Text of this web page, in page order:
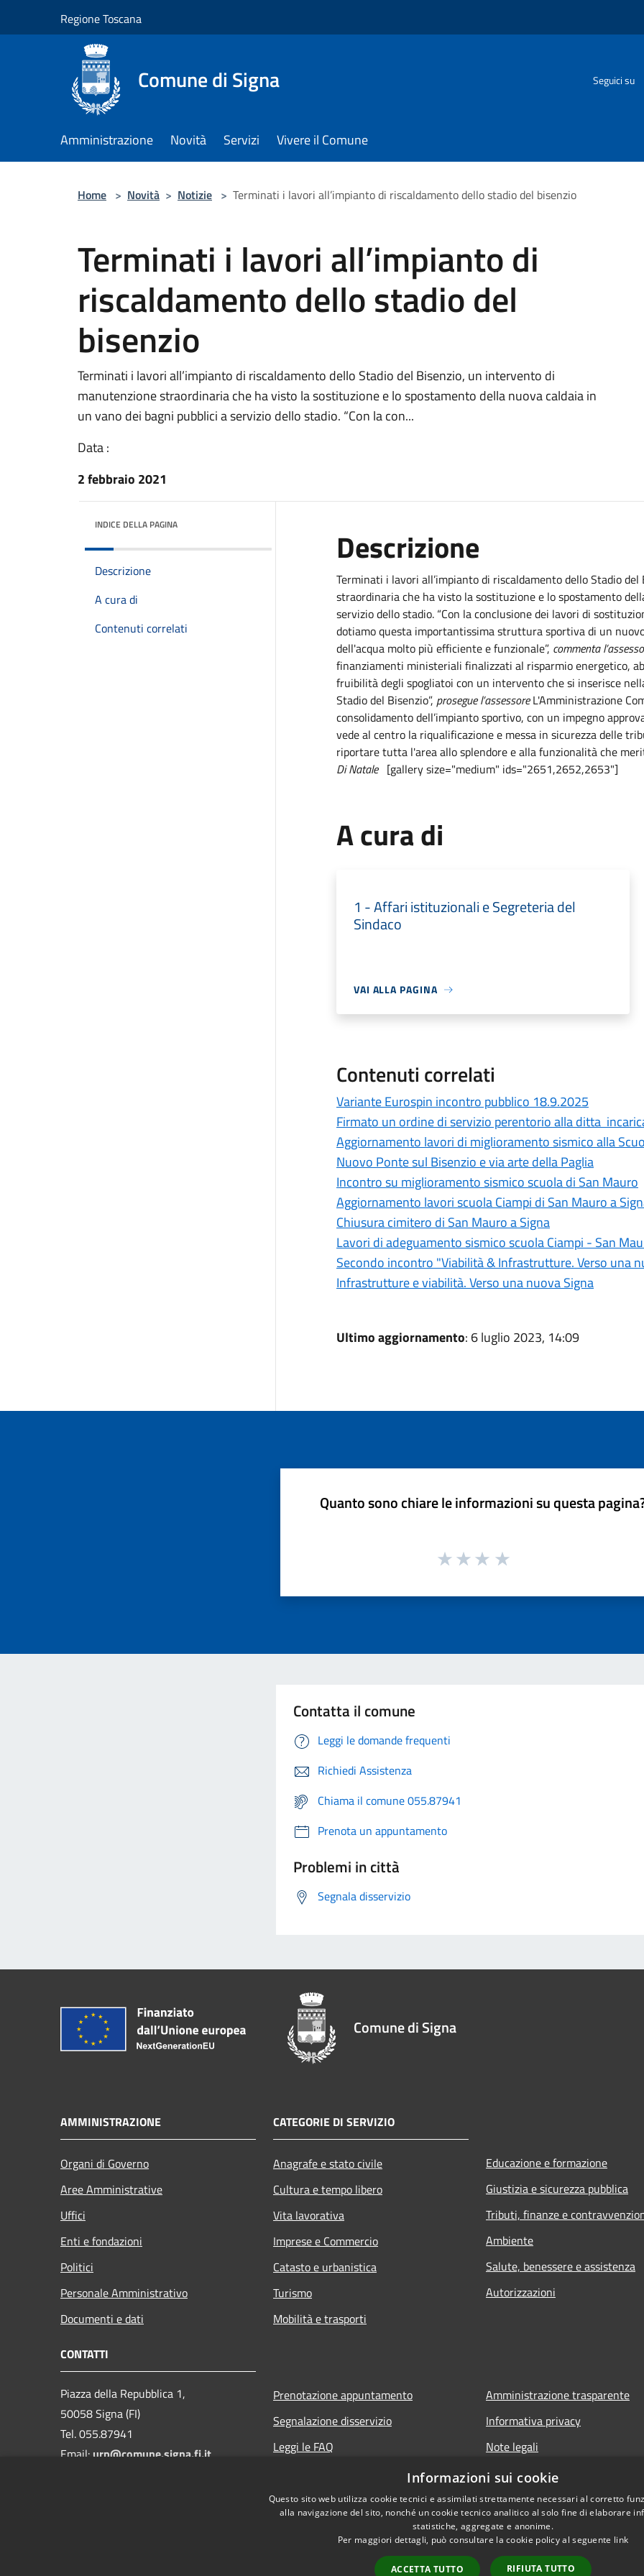
Regione Toscana
Comune di Signa Seguici su
Amministrazione Novità Servizi Vivere il Comune
Home > Novità > Notizie > Terminati i lavori all’impianto di riscaldamento dello stadio del bisenzio
Terminati i lavori all’impianto di
riscaldamento dello stadio del
bisenzio
Terminati i lavori all’impianto di riscaldamento dello Stadio del Bisenzio, un intervento di
manutenzione straordinaria che ha visto la sostituzione e lo spostamento della nuova caldaia in
un vano dei bagni pubblici a servizio dello stadio. “Con la con...
Data :
2 febbraio 2021
INDICE DELLA PAGINA
Descrizione
A cura di
Contenuti correlati
Descrizione
Terminati i lavori all’impianto di riscaldamento dello Stadio
straordinaria che ha visto la sostituzione e lo spostamento
servizio dello stadio. “Con la conclusione dei lavori di
dotiamo questa importantissima struttura sportiva di un
dell'acqua molto più efficiente e funzionale”, commenta
finanziamenti ministeriali finalizzati al risparmio energetico,
fruibilità degli spogliatoi con un intervento che si inserisce
Stadio del Bisenzio”, prosegue l’assessoreL'Amministrazione
consolidamento dell’impianto sportivo, con un impegno
vede al centro la riqualificazione e messa in sicurezza delle
riportare tutta l'area allo splendore e alla funzionalità che
Di Natale[gallery size="medium" ids="2651,2652,2653"]
A cura di
1 - Affari istituzionali e Segreteria del
Sindaco
VAI ALLA PAGINA
Contenuti correlati
Variante Eurospin incontro pubblico 18.9.2025
Firmato un ordine di servizio perentorio alla ditta
Aggiornamento lavori di miglioramento sismico alla
Nuovo Ponte sul Bisenzio e via arte della Paglia
Incontro su miglioramento sismico scuola di San Mauro
Aggiornamento lavori scuola Ciampi di San Mauro a
Chiusura cimitero di San Mauro a Signa
Lavori di adeguamento sismico scuola Ciampi - San
Secondo incontro "Viabilità & Infrastrutture. Verso una
Infrastrutture e viabilità. Verso una nuova Signa
Ultimo aggiornamento: 6 luglio 2023, 14:09
Quanto sono chiare le informazioni su questa
Contatta il comune
Leggi le domande frequenti
Richiedi Assistenza
Chiama il comune 055.87941
Prenota un appuntamento
Problemi in città
Segnala disservizio
Comune di Signa
AMMINISTRAZIONE
Organi di Governo
Aree Amministrative
Uffici
Enti e fondazioni
Politici
Personale Amministrativo
Documenti e dati
CATEGORIE DI SERVIZIO
Anagrafe e stato civile
Cultura e tempo libero
Vita lavorativa
Imprese e Commercio
Catasto e urbanistica
Turismo
Mobilità e trasporti
Educazione e formazione
Giustizia e sicurezza pubblica
Tributi, finanze e
Ambiente
Salute, benessere e assistenza
Autorizzazioni
CONTATTI
Piazza della Repubblica 1,
50058 Signa (FI)
Tel. 055.87941
Email:urp@comune.signa.fi.it
Prenotazione appuntamento
Segnalazione disservizio
Leggi le FAQ
Amministrazione trasparente
Informativa privacy
Note legali
Dichiarazione di accessibilità
Informazioni sui cookie
Questo sito web utilizza cookie tecnici e assimilati strettamente necessari al corretto
alla navigazione del sito, nonché un cookie tecnico analitico al solo fine di elaborare
statistiche, aggregate e anonime.
Per maggiori dettagli, può consultare la cookie policy al seguente link
ACCETTA TUTTO RIFIUTA TUTTO